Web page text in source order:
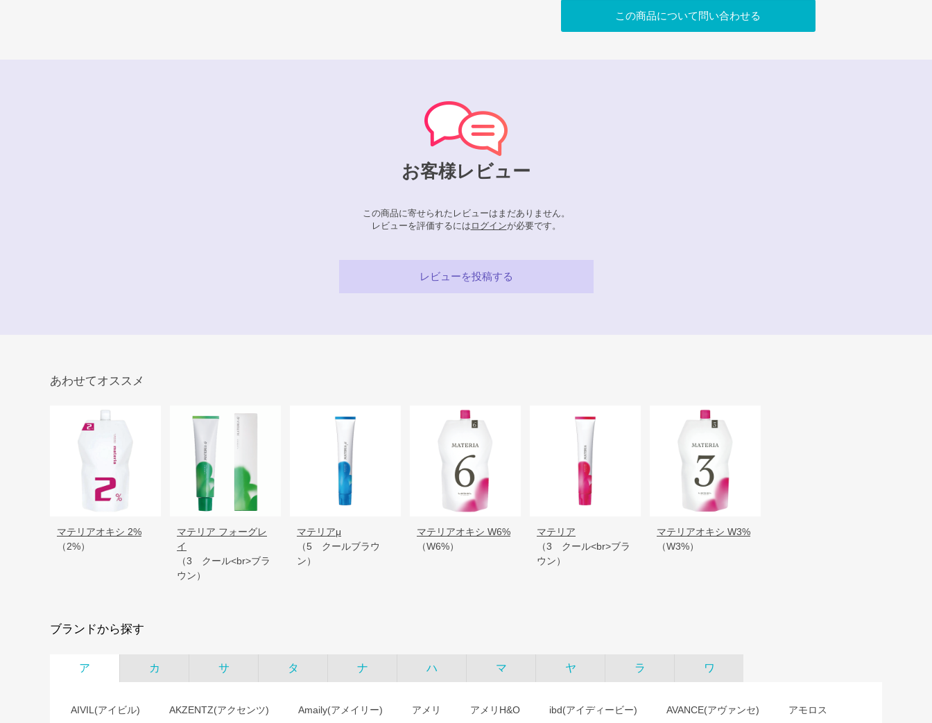
この商品について問い合わせる
お客様レビュー
この商品に寄せられたレビューはまだありません。
レビューを評価するには ログインが必要です。
レビューを投稿する
あわせてオススメ
マテリアオキシ 2%
（2%）
マテリア フォーグレ
イ
（3 クール<br>ブラ
ウン）
マテリアμ
（5 クールブラウ
ン）
マテリアオキシ W6%
（W6%）
マテリア
（3 クール<br>ブラ
ウン）
マテリアオキシ W3%
（W3%）
ブランドから探す
ア カ サ タ ナ ハ マ ヤ ラ ワ
AIVIL(アイビル) AKZENTZ(アクセンツ) Amaily(アメイリー) アメリ アメリH&O ibd(アイディービー) AVANCE(アヴァンセ) アモロス